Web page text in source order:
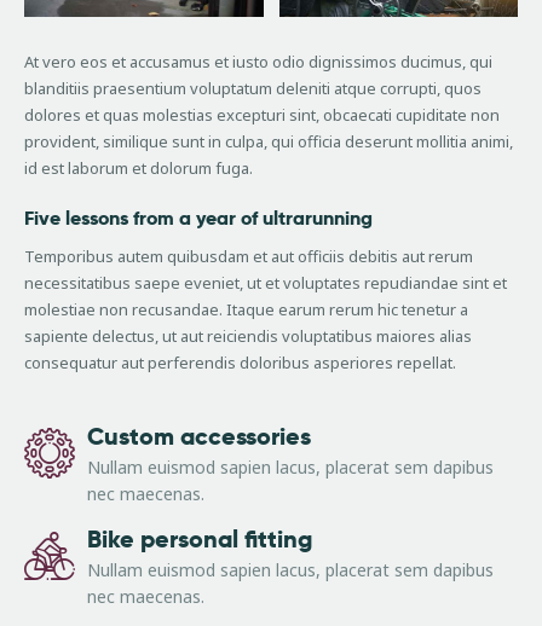
At vero eos et accusamus et iusto odio dignissimos ducimus, qui
blanditiis praesentium voluptatum deleniti atque corrupti, quos
dolores et quas molestias excepturi sint, obcaecati cupiditate non
provident, similique sunt in culpa, qui officia deserunt mollitia animi,
id est laborum et dolorum fuga.
Five lessons from a year of ultrarunning
Temporibus autem quibusdam et aut officiis debitis aut rerum
necessitatibus saepe eveniet, ut et voluptates repudiandae sint et
molestiae non recusandae. Itaque earum rerum hic tenetur a
sapiente delectus, ut aut reiciendis voluptatibus maiores alias
consequatur aut perferendis doloribus asperiores repellat.
Custom accessories
Nullam euismod sapien lacus, placerat sem dapibus
nec maecenas.
Bike personal fitting
Nullam euismod sapien lacus, placerat sem dapibus
nec maecenas.